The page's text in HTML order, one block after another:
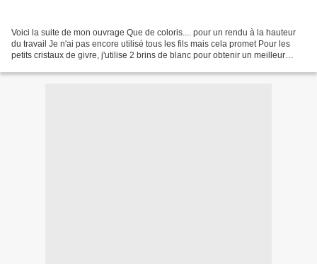
Voici la suite de mon ouvrage Que de coloris.... pour un rendu à la hauteur
du travail Je n'ai pas encore utilisé tous les fils mais cela promet Pour les
petits cristaux de givre, j'utilise 2 brins de blanc pour obtenir un meilleur